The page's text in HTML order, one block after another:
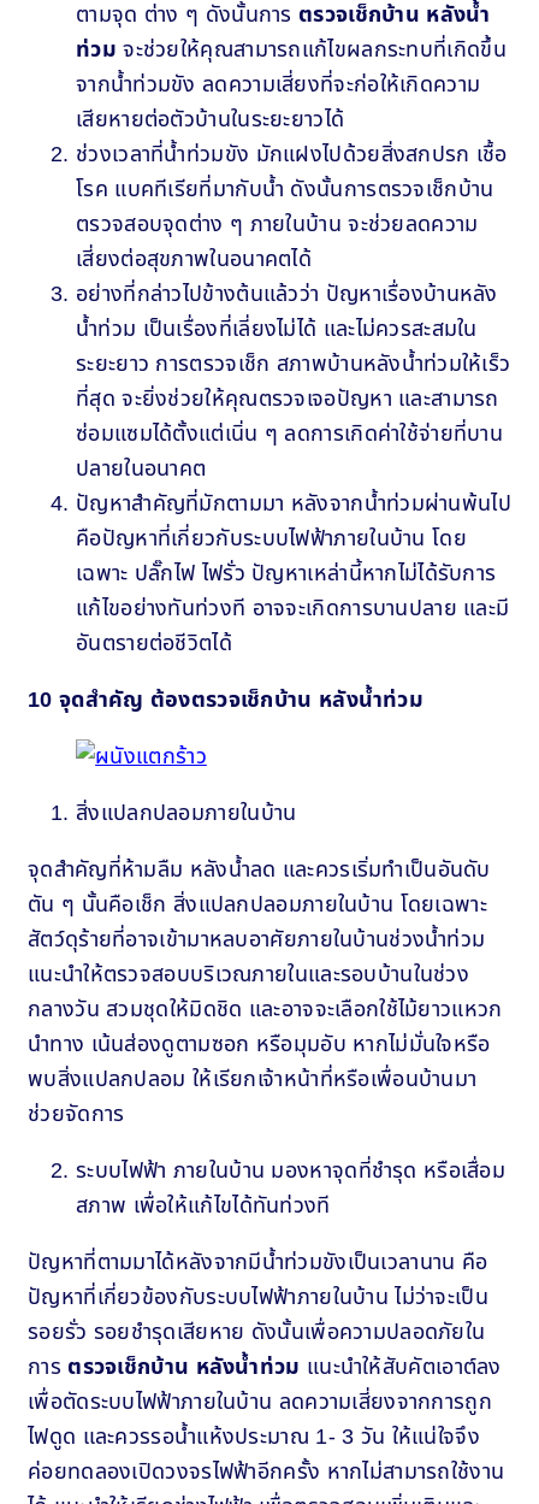
ตามจุด ต่าง ๆ ดังนั้นการ ตรวจเช็กบ้าน หลังน้ำ
ท่วมจะช่วยให้คุณสามารถแก้ไขผลกระทบที่เกิดขึ้น
จากน้ำท่วมขัง ลดความเสี่ยงที่จะก่อให้เกิดความ
เสียหายต่อตัวบ้านในระยะยาวได้
ช่วงเวลาที่น้ำท่วมขัง มักแฝงไปด้วยสิ่งสกปรก เชื้อ
โรค แบคทีเรียที่มากับน้ำ ดังนั้นการตรวจเช็กบ้าน
ตรวจสอบจุดต่าง ๆ ภายในบ้าน จะช่วยลดความ
เสี่ยงต่อสุขภาพในอนาคตได้
อย่างที่กล่าวไปข้างต้นแล้วว่า ปัญหาเรื่องบ้านหลัง
น้ำท่วม เป็นเรื่องที่เลี่ยงไม่ได้ และไม่ควรสะสมใน
ระยะยาว การตรวจเช็ก สภาพบ้านหลังน้ำท่วมให้เร็ว
ที่สุด จะยิ่งช่วยให้คุณตรวจเจอปัญหา และสามารถ
ซ่อมแซมได้ตั้งแต่เนิ่น ๆ ลดการเกิดค่าใช้จ่ายที่บาน
ปลายในอนาคต
ปัญหาสำคัญที่มักตามมา หลังจากน้ำท่วมผ่านพ้นไป
คือปัญหาที่เกี่ยวกับระบบไฟฟ้าภายในบ้าน โดย
เฉพาะ ปลั๊กไฟ ไฟรั่ว ปัญหาเหล่านี้หากไม่ได้รับการ
แก้ไขอย่างทันท่วงที อาจจะเกิดการบานปลาย และมี
อันตรายต่อชีวิตได้
10 จุดสำคัญ ต้องตรวจเช็กบ้าน หลังน้ำท่วม
สิ่งแปลกปลอมภายในบ้าน
จุดสำคัญที่ห้ามลืม หลังน้ำลด และควรเริ่มทำเป็นอันดับ
ตัน ๆ นั้นคือเช็ก สิ่งแปลกปลอมภายในบ้าน โดยเฉพาะ
สัตว์ดุร้ายที่อาจเข้ามาหลบอาศัยภายในบ้านช่วงน้ำท่วม
แนะนำให้ตรวจสอบบริเวณภายในและรอบบ้านในช่วง
กลางวัน สวมชุดให้มิดชิด และอาจจะเลือกใช้ไม้ยาวแหวก
นำทาง เน้นส่องดูตามซอก หรือมุมอับ หากไม่มั่นใจหรือ
พบสิ่งแปลกปลอม ให้เรียกเจ้าหน้าที่หรือเพื่อนบ้านมา
ช่วยจัดการ
ระบบไฟฟ้า ภายในบ้าน มองหาจุดที่ชำรุด หรือเสื่อม
สภาพ เพื่อให้แก้ไขได้ทันท่วงที
ปัญหาที่ตามมาได้หลังจากมีน้ำท่วมขังเป็นเวลานาน คือ
ปัญหาที่เกี่ยวข้องกับระบบไฟฟ้าภายในบ้าน ไม่ว่าจะเป็น
รอยรั่ว รอยชำรุดเสียหาย ดังนั้นเพื่อความปลอดภัยใน
การ ตรวจเช็กบ้าน หลังน้ำท่วม แนะนำให้สับคัตเอาต์ลง
เพื่อตัดระบบไฟฟ้าภายในบ้าน ลดความเสี่ยงจากการถูก
ไฟดูด และควรรอน้ำแห้งประมาณ 1- 3 วัน ให้แน่ใจจึง
ค่อยทดลองเปิดวงจรไฟฟ้าอีกครั้ง หากไม่สามารถใช้งาน